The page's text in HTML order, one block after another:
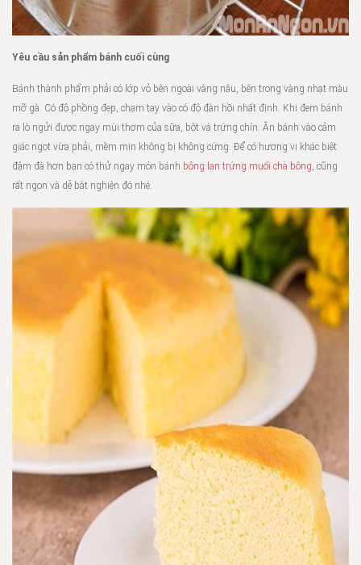
Yêu cầu sản phẩm bánh cuối cùng
Bánh thành phẩm phải có lớp vỏ bên ngoài vàng nâu, bên trong vàng nhạt màu
mỡ gà. Có độ phồng đẹp, chạm tay vào có độ đàn hồi nhất định. Khi đem bánh
ra lò ngửi được ngay mùi thơm của sữa, bột và trứng chín. Ăn bánh vào cảm
giác ngọt vừa phải, mềm mịn không bị không cứng. Để có hương vị khác biệt
đậm đà hơn bạn có thử ngay món bánh bông lan trứng muối chà bông, cũng
rất ngon và dễ bắt nghiện đó nhé.